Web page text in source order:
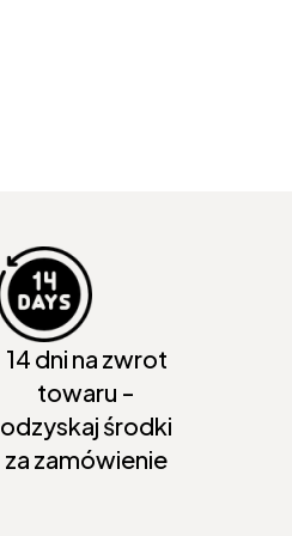
14 dni na zwrot
towaru -
odzyskaj środki
za zamówienie